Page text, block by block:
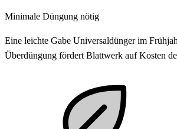
Minimale Düngung nötig
Eine leichte Gabe Universaldünger im
Überdüngung fördert Blattwerk auf Kosten